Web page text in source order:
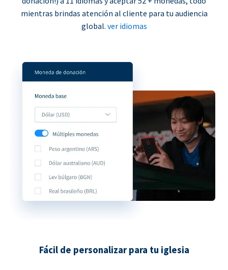
mientras brindas atención al cliente para tu audiencia
global. ver idiomas
Fácil de personalizar para tu iglesia